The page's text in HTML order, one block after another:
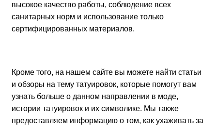
высокое качество работы, соблюдение всех
санитарных норм и использование только
сертифицированных материалов.
Кроме того, на нашем сайте вы можете найти статьи
и обзоры на тему татуировок, которые помогут вам
узнать больше о данном направлении в моде,
истории татуировок и их символике. Мы также
предоставляем информацию о том, как ухаживать за